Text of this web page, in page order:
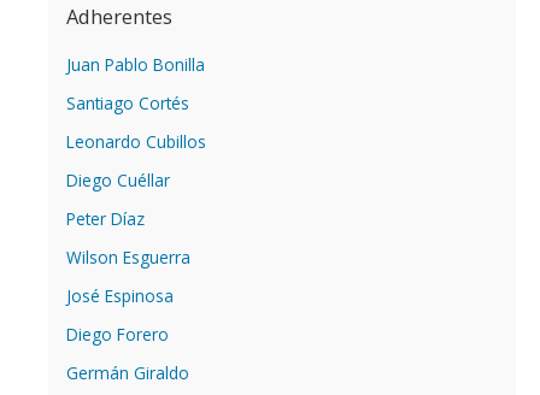
Adherentes
Juan Pablo Bonilla
Santiago Cortés
Leonardo Cubillos
Diego Cuéllar
Peter Díaz
Wilson Esguerra
José Espinosa
Diego Forero
Germán Giraldo